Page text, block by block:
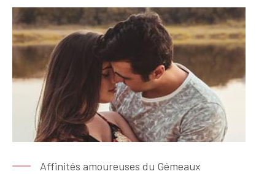
Affinités amoureuses du Gémeaux